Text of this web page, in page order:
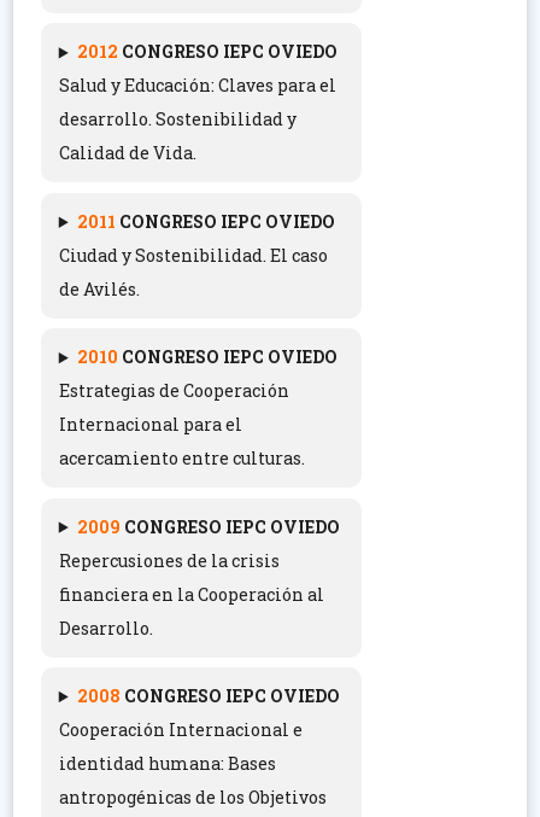
2012 CONGRESO IEPC OVIEDO
Salud y Educación: Claves para el
desarrollo. Sostenibilidad y
Calidad de Vida.
2011 CONGRESO IEPC OVIEDO
Ciudad y Sostenibilidad. El caso
de Avilés.
2010 CONGRESO IEPC OVIEDO
Estrategias de Cooperación
Internacional para el
acercamiento entre culturas.
2009 CONGRESO IEPC OVIEDO
Repercusiones de la crisis
financiera en la Cooperación al
Desarrollo.
2008 CONGRESO IEPC OVIEDO
Cooperación Internacional e
identidad humana: Bases
antropogénicas de los Objetivos